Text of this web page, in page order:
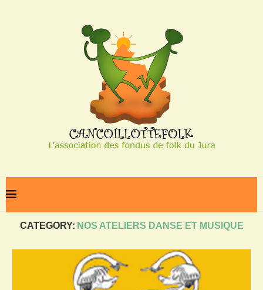
CATEGORY: NOS ATELIERS DANSE ET MUSIQUE